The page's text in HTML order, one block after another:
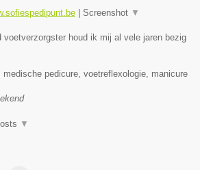
Screenshot ▼
voetverzorgster houd ik mij al vele jaren bezig
medische pedicure, voetreflexologie, manicure
▼